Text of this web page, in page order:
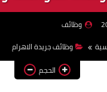
وظائف
وظائف جريدة الاهرام
الحجم